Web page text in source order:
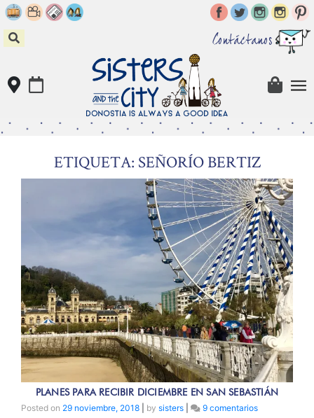
Skip
to
content
Contáctanos
ETIQUETA: SEÑORÍO BERTIZ
PLANES PARA RECIBIR DICIEMBRE EN SAN SEBASTIÁN
Posted on 29 noviembre, 2018 by sisters 9 comentariosen